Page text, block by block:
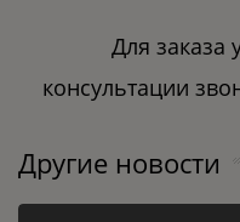
Для заказа
консультации
Другие новости